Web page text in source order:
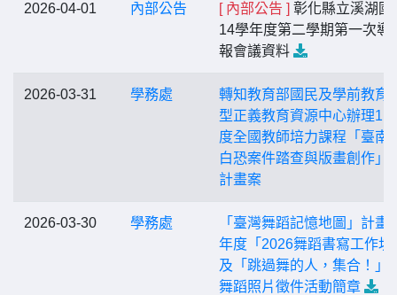
2026-04-01 內部公告 [ 內部公告 ] 彰化縣立溪湖國
14學年度第二學期第一次導
報會議資料
2026-03-31 學務處
轉知教育部國民及學前教育
型正義教育資源中心辦理
度全國教師培力課程「臺南
白恐案件踏查與版畫創作」
計畫案
2026-03-30 學務處
「臺灣舞蹈記憶地圖」計畫
年度「2026舞蹈書寫工作坊
及「跳過舞的人，集合！」
舞蹈照片徵件活動簡章